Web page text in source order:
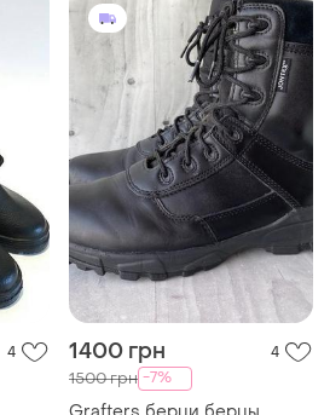
4 1400 грн 4
1500 грн -7%